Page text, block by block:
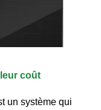
coût
un système qui